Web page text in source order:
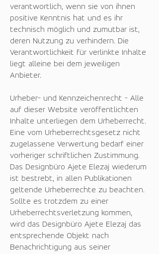
verantwortlich, wenn sie von ihnen
positive Kenntnis hat und es ihr
technisch möglich und zumutbar ist,
deren Nutzung zu verhindern. Die
Verantwortlichkeit für verlinkte Inhalte
liegt alleine bei dem jeweiligen
Anbieter.
Urheber- und Kennzeichenrecht - Alle
auf dieser Website veröffentlichten
Inhalte unterliegen dem Urheberrecht.
Eine vom Urheberrechtsgesetz nicht
zugelassene Verwertung bedarf einer
vorheriger schriftlichen Zustimmung.
Das Designbüro Ajete Elezaj wiederum
ist bestrebt, in allen Publikationen
geltende Urheberrechte zu beachten.
Sollte es trotzdem zu einer
Urheberrechtsverletzung kommen,
wird das Designbüro Ajete Elezaj das
entsprechende Objekt nach
Benachrichtigung aus seiner